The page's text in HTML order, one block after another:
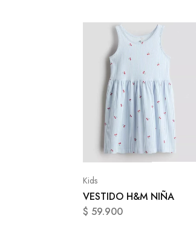
Kids
VESTIDO H&M NIÑA
$ 59.900